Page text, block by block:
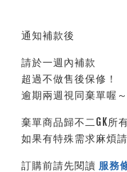
通知補款後
請於一週內補款
超過不做售後保修！
逾期兩週視同棄單喔～
棄單商品歸不二GK所
如果有特殊需求麻煩
訂購前請先閱讀 服務